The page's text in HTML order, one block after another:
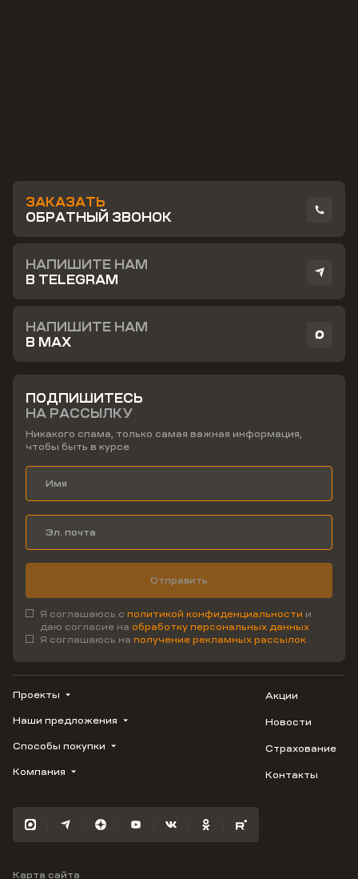
ЗАКАЗАТЬ
ОБРАТНЫЙ ЗВОНОК
НАПИШИТЕ НАМ
В TELEGRAM
НАПИШИТЕ НАМ
В MAX
ПОДПИШИТЕСЬ
НА РАССЫЛКУ
Никакого спама, только самая важная информация,
чтобы быть в курсе
Отправить
Я соглашаюсь с политикой конфиденциальности и
даю согласие на обработку персональных данных
Я соглашаюсь на получение рекламных рассылок
Проекты
ВЕРН
1799
Флора
Наши предложения
Купить квартиру
Студию
3-комнатную
Способы покупки
Трейд-ин
100% оплата
Компания
Карьера
Акции
Новости
Страхование
Контакты
Карта сайта